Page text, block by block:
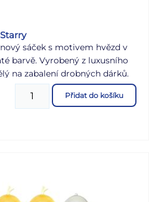
sáček s motivem hvězd v
barvě. Vyrobený z luxusního
na zabalení drobných dárků.
stuhou a tím ho dozdobit.
x 250 mm Barva:Přidat do košíku